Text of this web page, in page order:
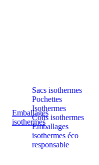
Emballages
isothermes
Sacs isothermes
Pochettes
Isothermes
Colis isothermes
Emballages
isothermes éco
responsable